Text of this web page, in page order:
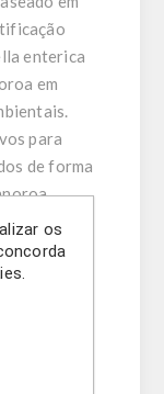
enterica
em
para
de forma
sem a
GO: 2
as
os